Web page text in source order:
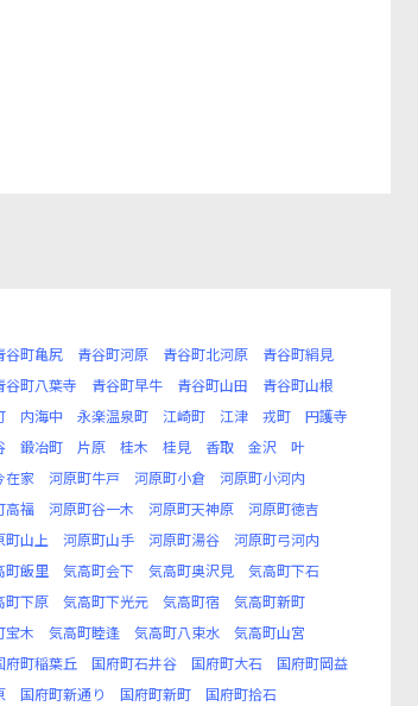
谷町亀尻 青谷町河原 青谷町北河原
青谷町絹見
谷町八葉寺 青谷町早牛 青谷町山田
青谷町山根
内海中 永楽温泉町 江崎町 江津 戎町
円護寺
鍛冶町 片原 桂木 桂見 香取 金沢
叶
在家 河原町牛戸 河原町小倉
河原町小河内
高福 河原町谷一木 河原町天神原
河原町徳吉
町山上 河原町山手 河原町湯谷
河原町弓河内
町飯里 気高町会下 気高町奥沢見
気高町下石
町下原 気高町下光元 気高町宿
気高町新町
宝木 気高町睦逢 気高町八束水
気高町山宮
府町稲葉丘 国府町石井谷 国府町大石
国府町岡益
国府町新通り 国府町新町
国府町拾石